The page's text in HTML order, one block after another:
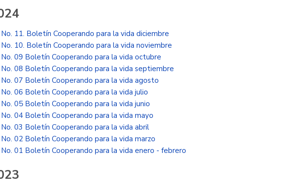
No. 11. Boletín Cooperando para la vida diciembre
No. 10. Boletín Cooperando para la vida noviembre
No. 09 Boletín Cooperando para la vida octubre
No. 08 Boletín Cooperando para la vida septiembre
No. 07 Boletín Cooperando para la vida agosto
No. 06 Boletín Cooperando para la vida julio
No. 05 Boletín Cooperando para la vida junio
No. 04 Boletín Cooperando para la vida mayo
No. 03 Boletín Cooperando para la vida abril
No. 02 Boletín Cooperando para la vida marzo
No. 01 Boletín Cooperando para la vida enero - febrero